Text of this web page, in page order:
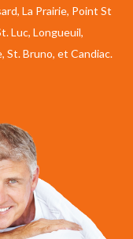
La Prairie, Point St
Luc, Longueuil,
St. Bruno, et Candiac.